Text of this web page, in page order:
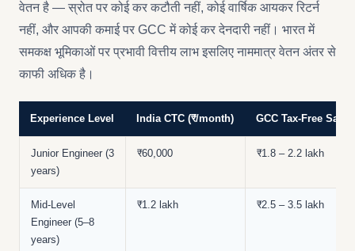
वेतन है — स्रोत पर कोई कर कटौती नहीं, कोई वार्षिक आयकर रिटर्न
नहीं, और आपकी कमाई पर GCC में कोई कर देनदारी नहीं। भारत में
समकक्ष भूमिकाओं पर प्रभावी वित्तीय लाभ इसलिए नाममात्र वेतन अंतर से
काफी अधिक है।
Experience Level India CTC (₹/month) GCC Tax-Free
Junior Engineer (3
years)
₹60,000 ₹1.8 – 2.2 lakh
Mid-Level
Engineer (5–8
years)
₹1.2 lakh ₹2.5 – 3.5 lakh